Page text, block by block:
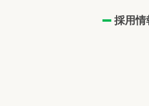
採用情